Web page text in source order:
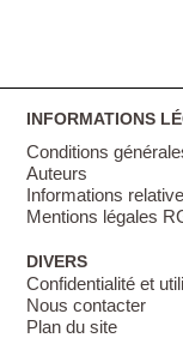
INFORMATIONS
Conditions
Auteurs
Informations
Mentions légales
DIVERS
Confidentialité et
Nous contacter
Plan du site